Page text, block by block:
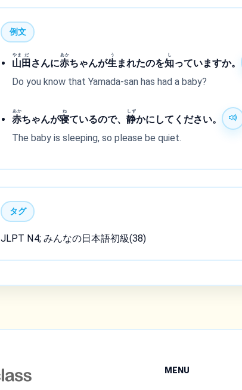
例文
山
やま
田
だ
さんに赤
あか
ちゃんが生
う
まれたのを知
し
っていますか。
Do you know that Yamada-san has had a baby?
赤
あか
ちゃんが寝
ね
ているので、静
しず
かにしてください。
The baby is sleeping, so please be quiet.
タグ
JLPT N4; みんなの日本語初級(38)
MENU